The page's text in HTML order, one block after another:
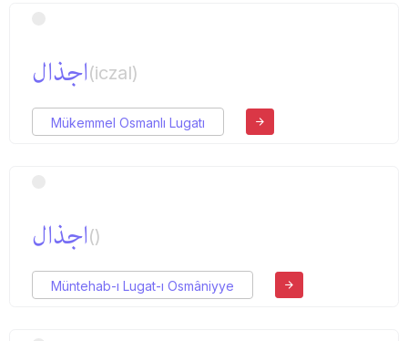
اجذال(iczal)
Mükemmel Osmanlı Lugatı
اجذال()
Müntehab-ı Lugat-ı Osmâniyye